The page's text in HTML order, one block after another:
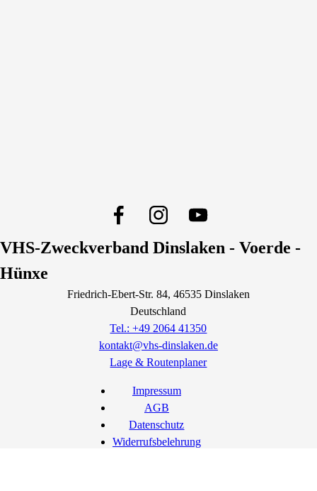
VHS-Zweckverband Dinslaken - Voerde -
Hünxe
Friedrich-Ebert-Str. 84, 46535 Dinslaken
Deutschland
Tel.: +49 2064 41350
kontakt@vhs-dinslaken.de
Lage & Routenplaner
Impressum
AGB
Datenschutz
Widerrufsbelehrung